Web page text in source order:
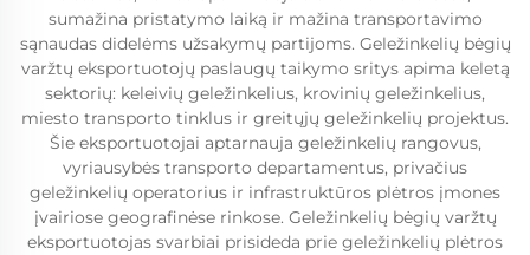
sumažina pristatymo laiką ir mažina transportavimo
sąnaudas didelėms užsakymų partijoms. Geležinkelių bėgių
varžtų eksportuotojų paslaugų taikymo sritys apima keletą
sektorių: keleivių geležinkelius, krovinių geležinkelius,
miesto transporto tinklus ir greitųjų geležinkelių projektus.
Šie eksportuotojai aptarnauja geležinkelių rangovus,
vyriausybės transporto departamentus, privačius
geležinkelių operatorius ir infrastruktūros plėtros įmones
įvairiose geografinėse rinkose. Geležinkelių bėgių varžtų
eksportuotojas svarbiai prisideda prie geležinkelių plėtros